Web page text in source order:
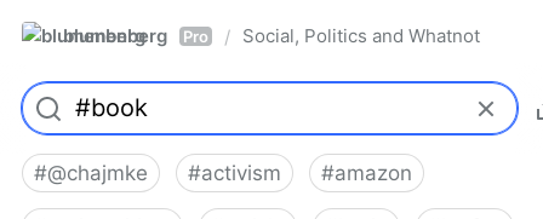
blumenberg Pro / Social, Politics and Whatnot
#@chajmke #activism #amazon